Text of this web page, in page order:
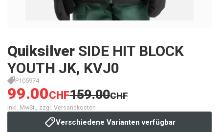
Quiksilver SIDE HIT BLOCK
YOUTH JK, KVJ0
P105974
99.00CHF159.00CHF
inkl. MwSt., zzgl. Versandkosten
Verschiedene Varianten verfügbar